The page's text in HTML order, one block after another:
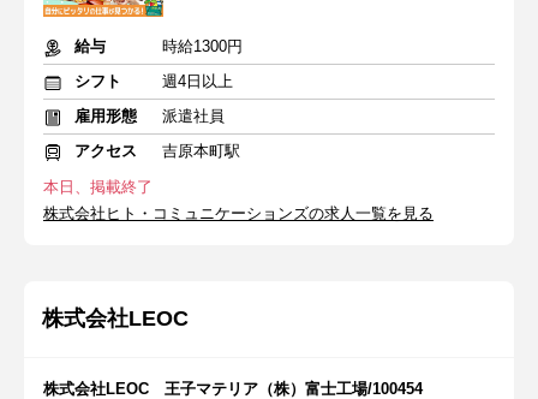
給与
時給1300円
シフト
週4日以上
雇用形態
派遣社員
アクセス
吉原本町駅
本日、掲載終了
株式会社ヒト・コミュニケーションズの求人一覧を見る
株式会社LEOC
株式会社LEOC 王子マテリア（株）富士工場/100454